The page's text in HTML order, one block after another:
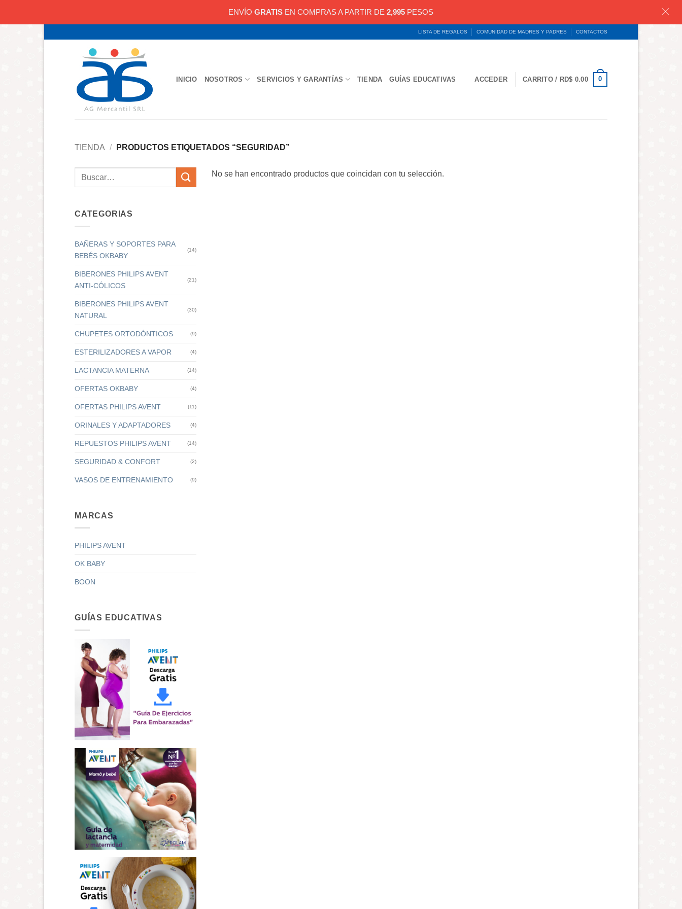
LISTA DE REGALOS COMUNIDAD DE MADRES Y PADRES CONTACTOS
INICIO NOSOTROS SERVICIOS Y GARANTÍAS TIENDA GUÍAS EDUCATIVAS ACCEDER CARRITO / RD$ 0.00 0
TIENDA / PRODUCTOS ETIQUETADOS “SEGURIDAD”
Buscar
CATEGORIAS
BAÑERAS Y SOPORTES PARA
BEBÉS OKBABY
(14)
BIBERONES PHILIPS AVENT
ANTI-CÓLICOS
(21)
BIBERONES PHILIPS AVENT
NATURAL
(30)
CHUPETES ORTODÓNTICOS (9)
ESTERILIZADORES A VAPOR (4)
LACTANCIA MATERNA (14)
OFERTAS OKBABY (4)
OFERTAS PHILIPS AVENT (11)
ORINALES Y ADAPTADORES (4)
REPUESTOS PHILIPS AVENT (14)
SEGURIDAD & CONFORT (2)
VASOS DE ENTRENAMIENTO (9)
MARCAS
PHILIPS AVENT
OK BABY
BOON
GUÍAS EDUCATIVAS
No se han encontrado productos que coincidan con tu selección.
ENVÍO GRATIS EN COMPRAS A PARTIR DE 2,995 PESOS